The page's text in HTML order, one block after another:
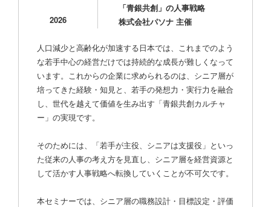
2026
「青銀共創」の人事戦略
株式会社パソナ 主催
人口減少と高齢化が加速する日本では、これまでのよう
な若手中心の経営だけでは持続的な成長が難しくなって
います。これからの企業に求められるのは、シニア層が
培ってきた経験・知見と、若手の発想力・実行力を融合
し、世代を越えて価値を生み出す「青銀共創カルチャ
ー」の実現です。
そのためには、「若手が主役、シニアは支援役」といっ
た従来の人事の考え方を見直し、シニア層を経営資源と
して活かす人事戦略へ転換していくことが不可欠です。
本セミナーでは、シニア層の職務設計・目標設定・評価